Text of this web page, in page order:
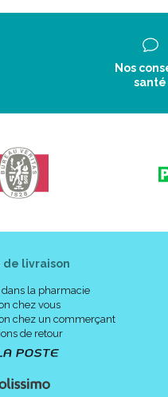
Nos
santé
de livraison
dans la pharmacie
chez vous
chez un commerçant
de retour